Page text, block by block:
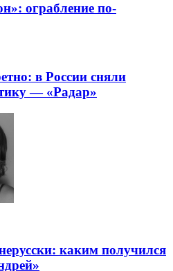
ограбление по-
в России сняли
— «Радар»
каким получился